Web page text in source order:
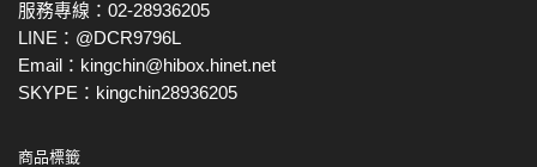
服務專線：02-28936205
LINE：@DCR9796L
Email：kingchin@hibox.hinet.net
SKYPE：kingchin28936205
商品標籤